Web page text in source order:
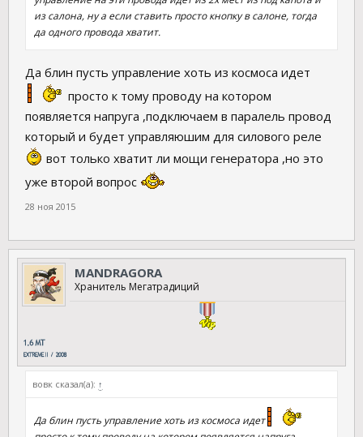
из салона, ну а если ставить просто кнопку в салоне, тогда
да одного провода хватит.
Да блин пусть управление хоть из космоса идет
просто к тому проводу на котором
появляется напруга ,подключаем в паралель провод
который и будет управляюшим для силового реле
вот только хватит ли мощи генератора ,но это
уже второй вопрос
28 ноя 2015
MANDRAGORA
Хранитель Мегатрадиций
вовк сказал(а): ↑
Да блин пусть управление хоть из космоса идет